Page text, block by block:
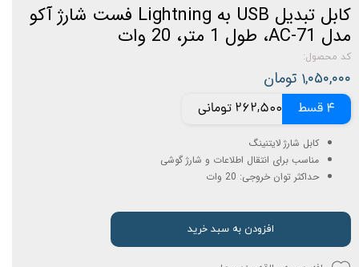
کابل تبدیل USB به Lightning فست شارژ آکو
مدل AC-71، طول 1 متر، 20 وات
کد محصول:
۱,۰۵۰,۰۰۰ تومان
4 قسط 262,500 تومانی
کابل شارژ لایتنینگ
مناسب برای انتقال اطلاعات و شارژ گوشی
حداکثر توان خروجی: 20 وات
افزودن به سبد خرید